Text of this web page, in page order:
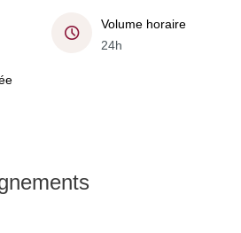
Volume horaire
24h